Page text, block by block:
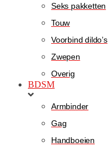
Seks pakketten
Touw
Voorbind dildo’s
Zwepen
Overig
BDSM
Armbinder
Gag
Handboeien